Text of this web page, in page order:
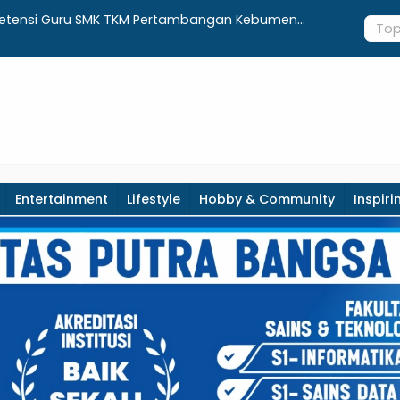
Guru SMK TKM Pertambangan Kebumen
Ini
Entertainment Lifestyle Hobby & Community